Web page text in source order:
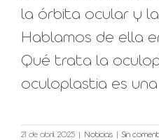
la órbita ocular y
Hablamos de ella
Qué trata la
oculoplastia es una
21 de abril 2025 Noticias
Sin